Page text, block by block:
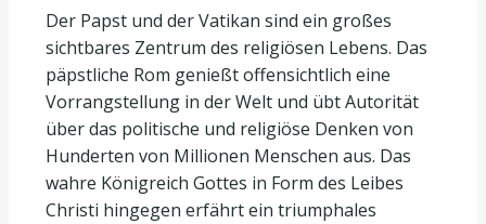
Der Papst und der Vatikan sind ein großes
sichtbares Zentrum des religiösen Lebens. Das
päpstliche Rom genießt offensichtlich eine
Vorrangstellung in der Welt und übt Autorität
über das politische und religiöse Denken von
Hunderten von Millionen Menschen aus. Das
wahre Königreich Gottes in Form des Leibes
Christi hingegen erfährt ein triumphales